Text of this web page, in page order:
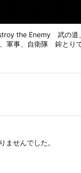
the Enemy 武の道
軍事、自衛隊 鉾とり
ませんでした。